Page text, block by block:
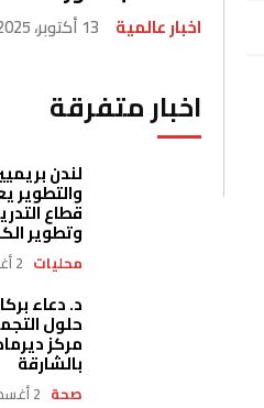
اخبار عالمية 13 أكتوبر، 2025
اخبار متفرقة
لندن
والتطوير
قطاع
وتطوير
محليات 2 أغسطس، 2026
د. دعاء
حلول
مركز
بالشارقة
صحة 2 أغسطس، 2026